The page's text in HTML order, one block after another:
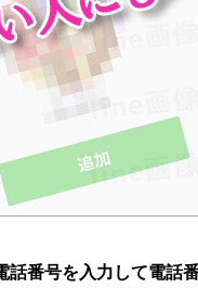
番号を入力して電話